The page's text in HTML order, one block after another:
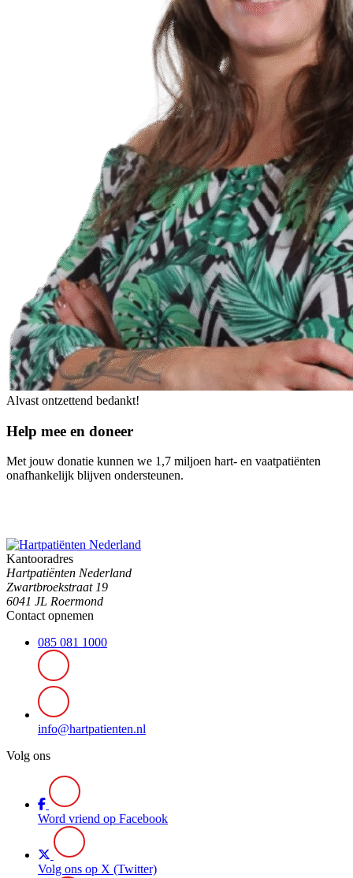
Alvast ontzettend bedankt!
Help mee en doneer
Met jouw donatie kunnen we 1,7 miljoen hart- en vaatpatiënten
onafhankelijk blijven ondersteunen.
Kantooradres
Hartpatiënten Nederland
Zwartbroekstraat 19
6041 JL Roermond
Contact opnemen
085 081 1000
info@hartpatienten.nl
Volg ons
Word vriend op Facebook
Volg ons op X (Twitter)